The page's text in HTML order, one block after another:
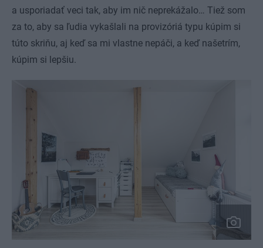
a usporiadať veci tak, aby im nič neprekážalo… Tiež som
za to, aby sa ľudia vykašlali na provizóriá typu kúpim si
túto skriňu, aj keď sa mi vlastne nepáči, a keď našetrím,
kúpim si lepšiu.